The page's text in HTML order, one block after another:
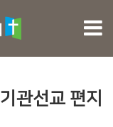
기관선교 편지